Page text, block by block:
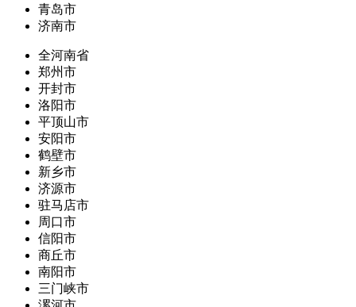
青岛市
济南市
全河南省
郑州市
开封市
洛阳市
平顶山市
安阳市
鹤壁市
新乡市
济源市
驻马店市
周口市
信阳市
商丘市
南阳市
三门峡市